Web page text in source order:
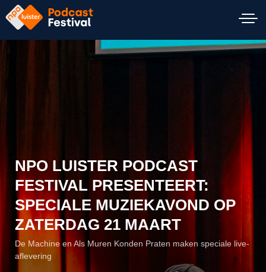
N
v
NPO LUISTER PODCAST
FESTIVAL PRESENTEERT:
SPECIALE MUZIEKAVOND OP
ZATERDAG 21 MAART
De Machine en Als Muren Konden Praten maken speciale live-
aflevering